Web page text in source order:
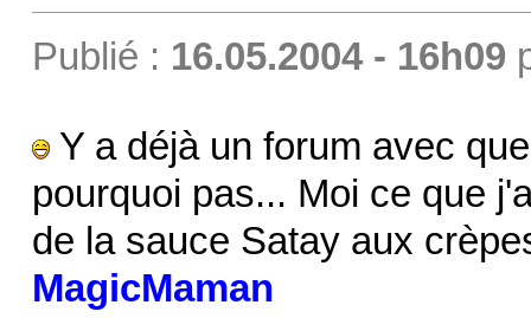
Publié : 16.05.2004 - 16h09
Y a déjà un forum avec
pourquoi pas... Moi ce que
de la sauce Satay aux
MagicMaman